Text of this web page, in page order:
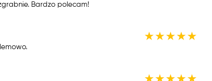
Bardzo polecam!
★★★★★